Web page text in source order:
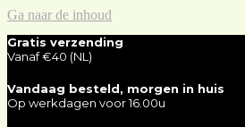
Ga naar de inhoud
Gratis verzending
Vanaf €40 (NL)
Vandaag besteld, morgen in huis
Op werkdagen voor 16.00u